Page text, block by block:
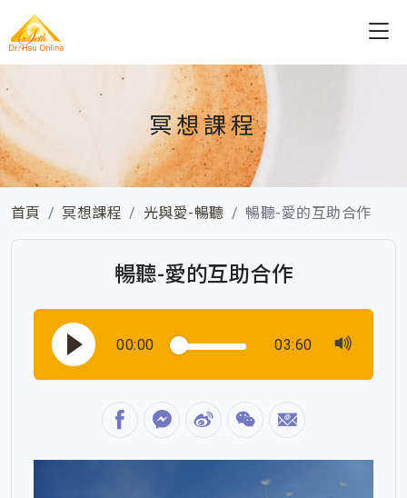
冥想課程
首頁 冥想課程 光與愛-暢聽 暢聽-愛的互助合作
暢聽-愛的互助合作
00:00 03:60